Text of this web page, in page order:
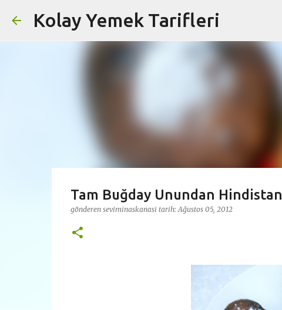
Kolay Yemek Tarifleri
Tam Buğday Unundan
gönderen seviminaskanasi tarih:Ağustos 05, 2012